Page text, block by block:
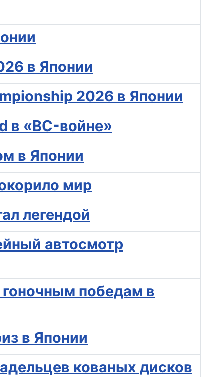
в Японии
2026 в Японии
в «BC-войне»
в Японии
мир
легендой
автосмотр
победам в
в Японии
кованых дисков